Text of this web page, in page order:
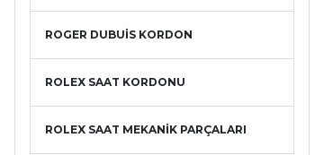
ROGER DUBUİS KORDON
ROLEX SAAT KORDONU
ROLEX SAAT MEKANİK PARÇALARI